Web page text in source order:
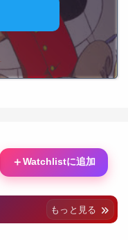
＋Watchlistに追加
もっと見る